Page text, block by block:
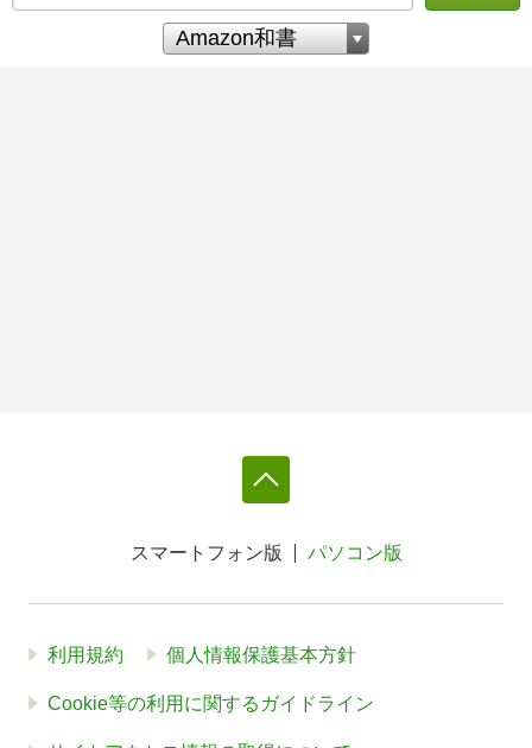
スマートフォン版 パソコン版
利用規約 個人情報保護基本方針
Cookie等の利用に関するガイドライン